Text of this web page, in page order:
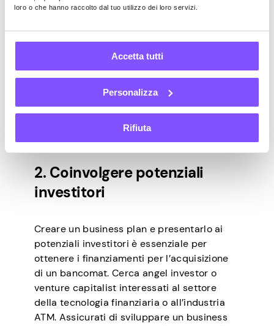
loro o che hanno raccolto dal tuo utilizzo dei loro servizi.
Accetta tutti
Personalizza
Rifiuta
specificamente le imprese e le startup.
adattano questi servizi per supportare gli
degli ATM. Esaminare le iniziative regionali e
nazionali che promuovono l’inclusione e
migliorano l’accessibilità al contante.
Questi programmi possono aiutare ad
2. Coinvolgere potenziali
investitori
Creare un business plan e presentarlo ai
potenziali investitori è essenziale per
ottenere i finanziamenti per l’acquisizione
di un bancomat. Cerca angel investor o
venture capitalist interessati al settore
della tecnologia finanziaria o all’industria
ATM. Assicurati di sviluppare un business